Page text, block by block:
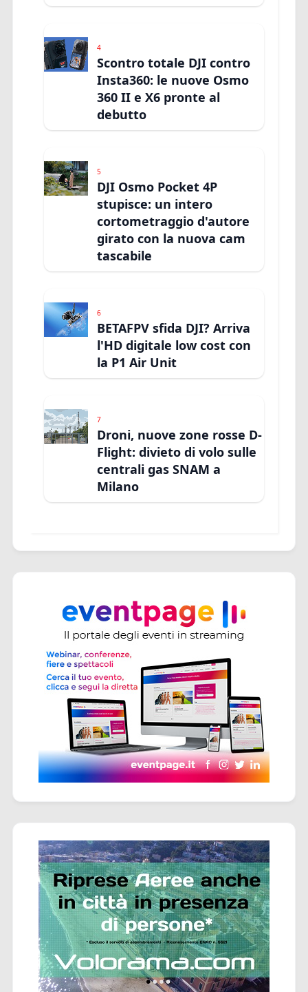
4
Scontro totale DJI contro
Insta360: le nuove Osmo
360 II e X6 pronte al
debutto
5
DJI Osmo Pocket 4P
stupisce: un intero
cortometraggio d'autore
girato con la nuova cam
tascabile
6
BETAFPV sfida DJI? Arriva
l'HD digitale low cost con
la P1 Air Unit
7
Droni, nuove zone rosse D-
Flight: divieto di volo sulle
centrali gas SNAM a
Milano